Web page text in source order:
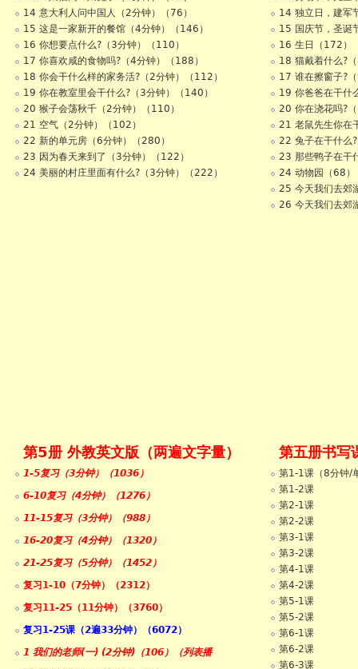
14 意大利人问中国人（2分钟）（76）
15 这是一家新开的餐馆（4分钟）（146）
16 你想要点什么?（3分钟）（110）
17 你喜欢咸的食物吗?（4分钟）（188）
18 你会干什么样的家务活?（2分钟）（112）
19 你在教室里会干什么?（3分钟）（140）
20 猴子会荡秋千（2分钟）（110）
21 空气（2分钟）（102）
22 新的单元房（6分钟）（280）
23 因为春天来到了（3分钟）（122）
24 美丽的村庄里面有什么?（3分钟）（222）
14 独立日，建军
15 国庆节，圣诞
16 生日（172）
18 猫戴着什么?
17 谁在擦窗子?
19 你爸爸在干什
20 你在浇花吗?
21 老鼠先生你在
22 兔子在干什么
23 那些鸭子在干
24 动物园（68）
25 今天我们去郊
26 今天我们去郊
第5册 外教英文版（两遍文字量）
1-5复习（3分钟）（1036）
6-10复习（4分钟）（1276）
11-15复习（3分钟）（988）
16-20复习（4分钟）（1320）
21-25复习（5分钟）（1452）
复习1-10（7分钟）（2312）
复习11-25（11分钟）（3760）
复习1-25课（2遍33分钟）（6072）
1 我们的老师(一) (2分钟)（106）（列表播
第五册书写
第1-1课（8分钟/
第1-2课
第2-1课
第2-2课
第3-1课
第3-2课
第4-1课
第4-2课
第5-1课
第5-2课
第6-1课
第6-2课
第6-3课